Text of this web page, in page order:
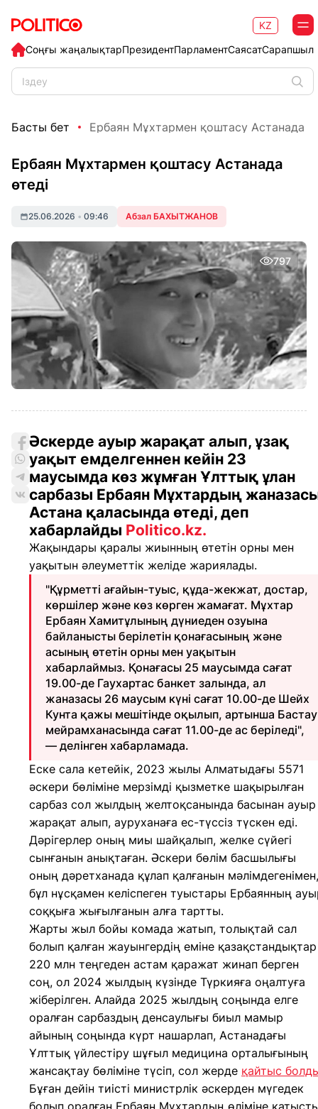
Соңғы жаңалықтарПрезидентПарламентСаясат
KZ
Басты бет Ербаян Мұхтармен қоштасу Астанада
Ербаян Мұхтармен қоштасу Астанада
өтеді
25.06.2026 • 09:46 Абзал БАХЫТЖАНОВ
797
Әскерде ауыр жарақат алып, ұзақ
уақыт емделгеннен кейін 23
маусымда көз жұмған Ұлттық ұлан
сарбазы Ербаян Мұхтардың
Астана қаласында өтеді, деп
хабарлайды Politico.kz.
Жақындары қаралы жиынның өтетін орны мен
уақытын әлеуметтік желіде жариялады.
"Құрметті ағайын-туыс, құда-жекжат, достар,
көршілер және көз көрген жамағат. Мұхтар
Ербаян Хамитұлының дүниеден озуына
байланысты берілетін қонағасының және
асының өтетін орны мен уақытын
хабарлаймыз. Қонағасы 25 маусымда сағат
19.00-де Гаухартас банкет залында, ал
жаназасы 26 маусым күні сағат 10.00-де Шейх
Кунта қажы мешітінде оқылып, артынша Бастау
мейрамханасында сағат 11.00-де ас беріледі",
— делінген хабарламада.
Еске сала кетейік, 2023 жылы Алматыдағы 5571
әскери бөліміне мерзімді қызметке шақырылған
сарбаз сол жылдың желтоқсанында басынан ауыр
жарақат алып, ауруханаға ес-түссіз түскен еді.
Дәрігерлер оның миы шайқалып, желке сүйегі
сынғанын анықтаған. Әскери бөлім басшылығы
оның дәретханада құлап қалғанын мәлімдегенімен,
бұл нұсқамен келіспеген туыстары Ербаянның
соққыға жығылғанын алға тартты.
Жарты жыл бойы комада жатып, толықтай сал
болып қалған жауынгердің еміне қазақстандықтар
220 млн теңгеден астам қаражат жинап берген
соң, ол 2024 жылдың күзінде Түркияға оңалтуға
жіберілген. Алайда 2025 жылдың соңында елге
оралған сарбаздың денсаулығы биыл мамыр
айының соңында күрт нашарлап, Астанадағы
Ұлттық үйлестіру шұғыл медицина орталығының
жансақтау бөліміне түсіп, сол жерде қайтыс
Бұған дейін тиісті министрлік әскерден мүгедек
болып оралған Ербаян Мұхтардың өліміне